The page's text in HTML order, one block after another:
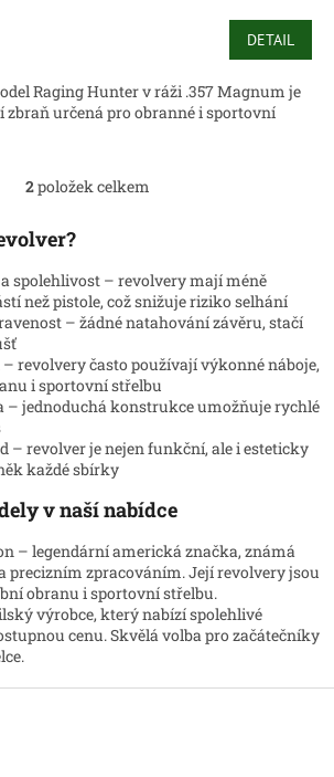
DETAIL
Raging Hunter v ráži .357 Magnum je
určená pro obranné i sportovní
O
d
a
c
p
r
v
y
v
p
s
u
2položek celkem
spolehlivost – revolvery mají méně
než pistole, což snižuje riziko selhání
– žádné natahování závěru, stačí
revolvery často používají výkonné náboje,
i sportovní střelbu
– jednoduchá konstrukce umožňuje rychlé
– revolver je nejen funkční, ale i esteticky
každé sbírky
v naší nabídce
– legendární americká značka, známá
precizním zpracováním. Její revolvery jsou
obranu i sportovní střelbu.
výrobce, který nabízí spolehlivé
cenu. Skvělá volba pro začátečníky